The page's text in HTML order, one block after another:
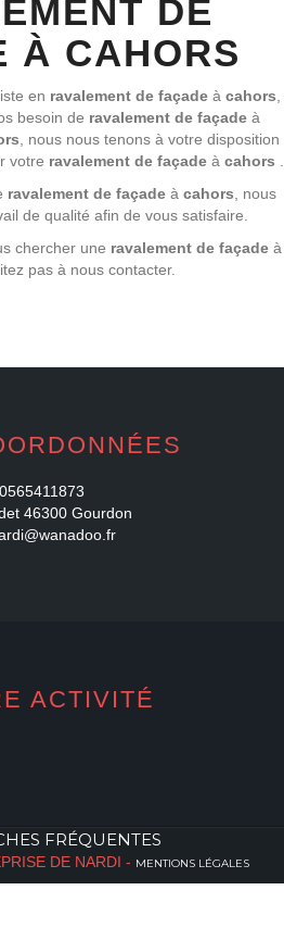
DE
À CAHORS
en ravalement de façade à cahors
besoin de ravalement de façade à
, nous nous tenons à votre disposition
votre ravalement de façadeà cahors
ravalement de façade à cahors , nous
de qualité afin de vous satisfaire.
chercher une ravalement de façade à
pas à nous contacter.
0565411873
46300 Gourdon
ACTIVITÉ
FRÉQUENTES
DE NARDI - MENTIONS LÉGALES